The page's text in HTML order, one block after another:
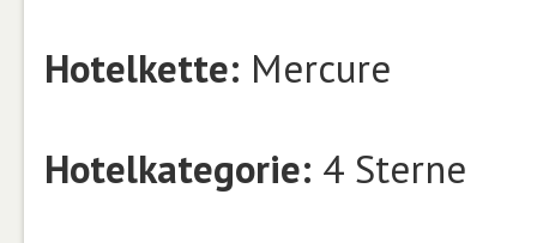
Hotelkette: Mercure
Hotelkategorie: 4 Sterne